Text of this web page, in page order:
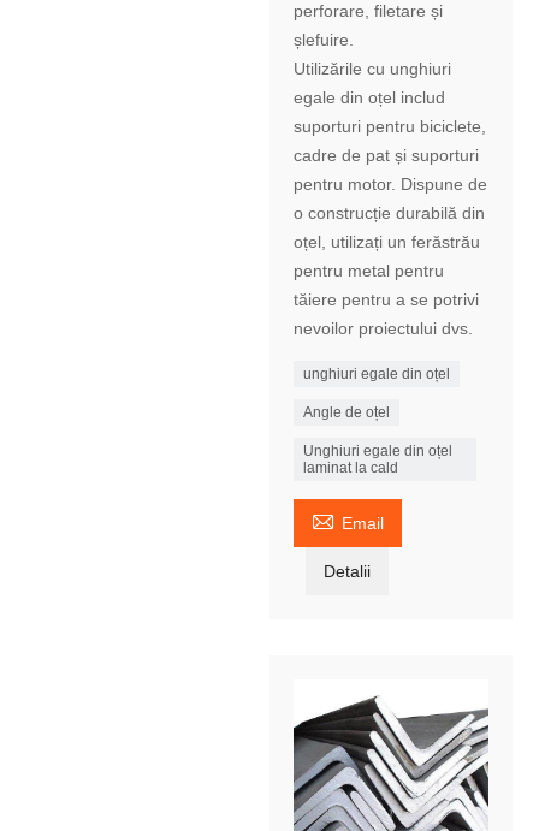
perforare, filetare și
șlefuire.
Utilizările cu unghiuri
egale din oțel includ
suporturi pentru biciclete,
cadre de pat și suporturi
pentru motor. Dispune de
o construcție durabilă din
oțel, utilizați un ferăstrău
pentru metal pentru
tăiere pentru a se potrivi
nevoilor proiectului dvs.
unghiuri egale din oțel
Angle de oțel
Unghiuri egale din oțel
laminat la cald
 Email
Detalii